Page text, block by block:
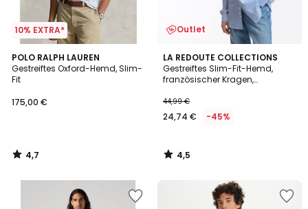
10% EXTRA*
POLO RALPH LAUREN
Gestreiftes Oxford-Hemd, Slim-
Fit
175,00 €
4,7
/ 5
4,7
/
Outlet
LA REDOUTE COLLECTIONS
Gestreiftes Slim-Fit-Hemd,
französischer Kragen,
44,99 €
24,74 € -45%
4,5
/ 5
4,5
/